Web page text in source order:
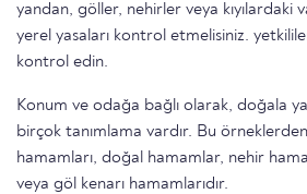
yandan, göller, nehirler veya kıyılardaki
yerel yasaları kontrol etmelisiniz.
kontrol edin.
Konum ve odağa bağlı olarak, doğala
birçok tanımlama vardır. Bu
hamamları, doğal hamamlar, nehir
veya göl kenarı hamamlarıdır.